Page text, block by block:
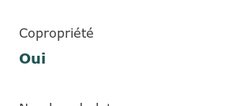
Copropriété
Oui